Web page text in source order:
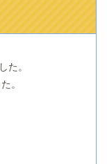
た。
。